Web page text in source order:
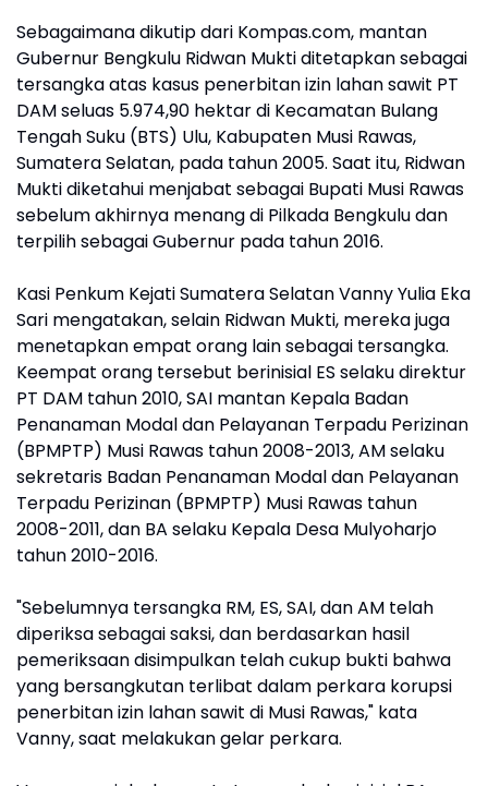
Sebagaimana dikutip dari Kompas.com, mantan
Gubernur Bengkulu Ridwan Mukti ditetapkan sebagai
tersangka atas kasus penerbitan izin lahan sawit PT
DAM seluas 5.974,90 hektar di Kecamatan Bulang
Tengah Suku (BTS) Ulu, Kabupaten Musi Rawas,
Sumatera Selatan, pada tahun 2005. Saat itu, Ridwan
Mukti diketahui menjabat sebagai Bupati Musi Rawas
sebelum akhirnya menang di Pilkada Bengkulu dan
terpilih sebagai Gubernur pada tahun 2016.
Kasi Penkum Kejati Sumatera Selatan Vanny Yulia Eka
Sari mengatakan, selain Ridwan Mukti, mereka juga
menetapkan empat orang lain sebagai tersangka.
Keempat orang tersebut berinisial ES selaku direktur
PT DAM tahun 2010, SAI mantan Kepala Badan
Penanaman Modal dan Pelayanan Terpadu Perizinan
(BPMPTP) Musi Rawas tahun 2008-2013, AM selaku
sekretaris Badan Penanaman Modal dan Pelayanan
Terpadu Perizinan (BPMPTP) Musi Rawas tahun
2008-2011, dan BA selaku Kepala Desa Mulyoharjo
tahun 2010-2016.
"Sebelumnya tersangka RM, ES, SAI, dan AM telah
diperiksa sebagai saksi, dan berdasarkan hasil
pemeriksaan disimpulkan telah cukup bukti bahwa
yang bersangkutan terlibat dalam perkara korupsi
penerbitan izin lahan sawit di Musi Rawas," kata
Vanny, saat melakukan gelar perkara.